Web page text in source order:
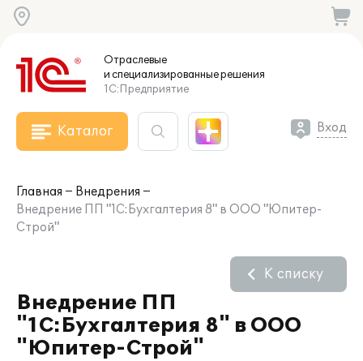
Отраслевые
и специализированныерешения
1С:Предприятие
Каталог Вход
Главная
Внедрения
Внедрение ПП "1С:Бухгалтерия 8" в ООО "Юпитер-
Строй"
Внедрение ПП
"1С:Бухгалтерия 8" в ООО
"Юпитер-Строй"
К списку